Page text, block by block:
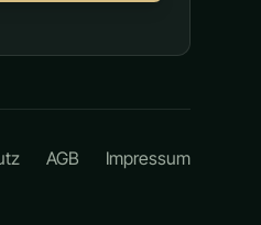
AGB Impressum